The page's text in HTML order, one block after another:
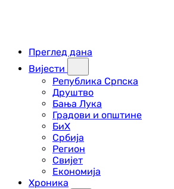
Преглед дана
Вијести
Република Српска
Друштво
Бања Лука
Градови и општине
БиХ
Србија
Регион
Свијет
Економија
Хроника